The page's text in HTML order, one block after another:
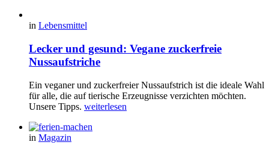
in Lebensmittel
Lecker und gesund: Vegane zuckerfreie
Nussaufstriche
Ein veganer und zuckerfreier Nussaufstrich ist die ideale Wahl
für alle, die auf tierische Erzeugnisse verzichten möchten.
Unsere Tipps. weiterlesen
in Magazin